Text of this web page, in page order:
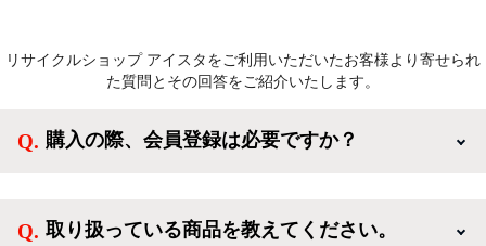
リサイクルショップ アイスタをご利用いただいたお客様より寄せられ
た質問とその回答をご紹介いたします。
購入の際、会員登録は必要ですか？
方、登録しなくてもカートに商品を入れた後、ログイ
取り扱っている商品を教えてください。